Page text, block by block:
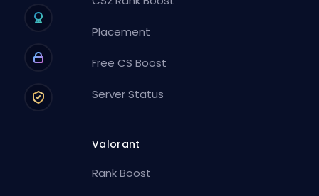
Placement
Free CS Boost
Server Status
Valorant
Rank Boost